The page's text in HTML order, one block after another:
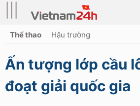
Thể thao Hậu trường
Ấn tượng lớp cầu
đoạt giải quốc gia